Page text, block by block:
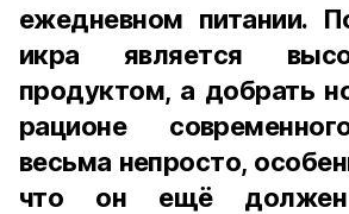
ежедневном питании.
икра является
продуктом, а добрать
рационе
весьма непросто,
что он ещё должен